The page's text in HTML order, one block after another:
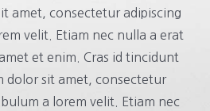
amet, consectetur adipiscing
velit. Etiam nec nulla a erat
et enim. Cras id tincidunt
dolor sit amet, consectetur
a lorem velit. Etiam nec